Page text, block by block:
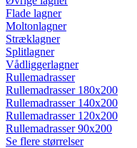
Flade lagner
Moltonlagner
Stræklagner
Splitlagner
Vådliggerlagner
Rullemadrasser
Rullemadrasser 180x200
Rullemadrasser 140x200
Rullemadrasser 120x200
Rullemadrasser 90x200
Se flere størrelser